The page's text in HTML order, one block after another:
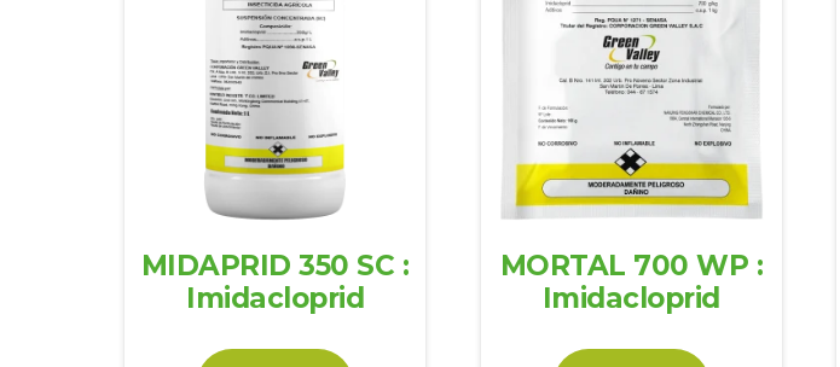
MIDAPRID 350 SC :
Imidacloprid
MORTAL 700 WP :
Imidacloprid